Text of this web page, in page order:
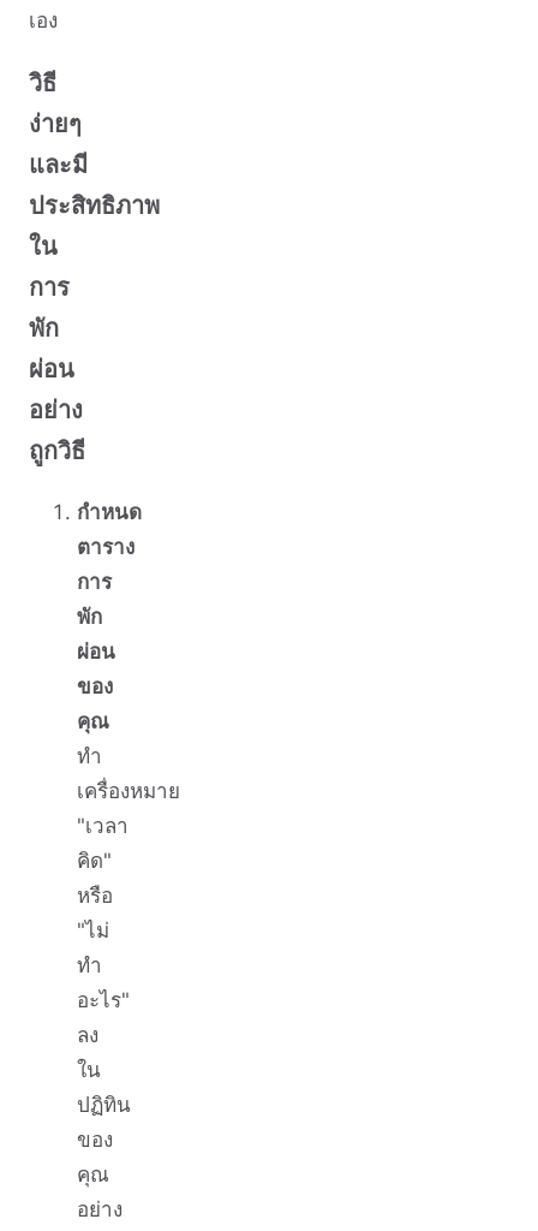
เอง
วิธี
ง่ายๆ
และมี
ประสิทธิภาพ
ใน
การ
พัก
ผ่อน
อย่าง
ถูกวิธี
กำหนด
ตาราง
การ
พัก
ผ่อน
ของ
คุณ
ทำ
เครื่องหมาย
"เวลา
คิด"
หรือ
"ไม่
ทำ
อะไร"
ลง
ใน
ปฏิทิน
ของ
คุณ
อย่าง